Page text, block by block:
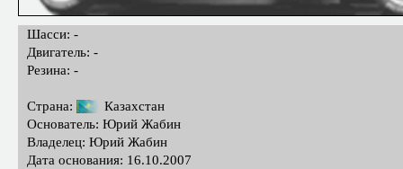
Шасси: -
Двигатель: -
Резина: -
Страна:
Казахстан
Основатель: Юрий Жабин
Владелец: Юрий Жабин
Дата основания: 16.10.2007